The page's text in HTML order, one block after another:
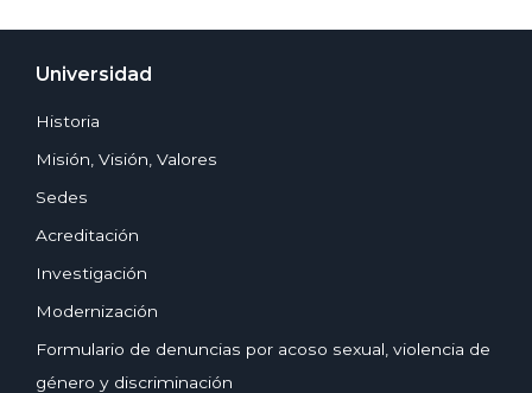
Universidad
Historia
Misión, Visión, Valores
Sedes
Acreditación
Investigación
Modernización
Formulario de denuncias por acoso sexual, violencia de
género y discriminación